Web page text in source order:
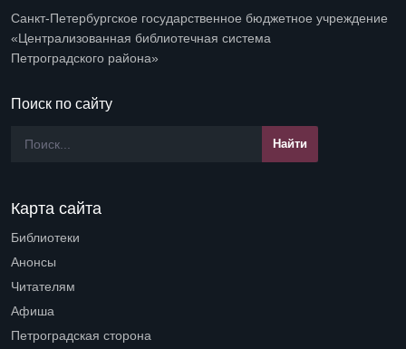
Санкт-Петербургское государственное бюджетное учреждение
«Централизованная библиотечная система
Петроградского района»
Поиск по сайту
Карта сайта
Библиотеки
Анонсы
Читателям
Афиша
Петроградская сторона